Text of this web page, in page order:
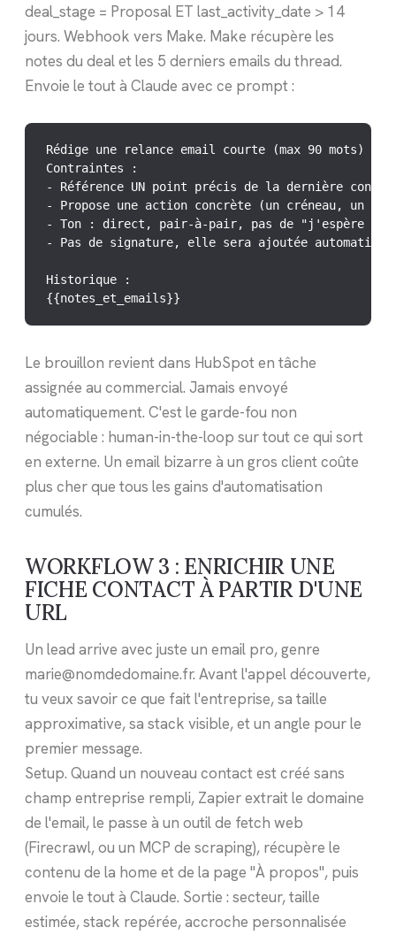
deal_stage = Proposal ET last_activity_date > 14
jours. Webhook vers Make. Make récupère les
notes du deal et les 5 derniers emails du thread.
Envoie le tout à Claude avec ce prompt :
Rédige une relance email courte (max 90 mots)
Contraintes :
- Référence UN point précis de la dernière
- Propose une action concrète (un créneau, un
- Ton : direct, pair-à-pair, pas de "j'espère que
- Pas de signature, elle sera ajoutée
Historique :
{{notes_et_emails}}
Le brouillon revient dans HubSpot en tâche
assignée au commercial. Jamais envoyé
automatiquement. C'est le garde-fou non
négociable : human-in-the-loop sur tout ce qui sort
en externe. Un email bizarre à un gros client coûte
plus cher que tous les gains d'automatisation
cumulés.
WORKFLOW 3 : ENRICHIR UNE
FICHE CONTACT À PARTIR D'UNE
URL
Un lead arrive avec juste un email pro, genre
marie@nomdedomaine.fr. Avant l'appel découverte,
tu veux savoir ce que fait l'entreprise, sa taille
approximative, sa stack visible, et un angle pour le
premier message.
Setup. Quand un nouveau contact est créé sans
champ entreprise rempli, Zapier extrait le domaine
de l'email, le passe à un outil de fetch web
(Firecrawl, ou un MCP de scraping), récupère le
contenu de la home et de la page "À propos", puis
envoie le tout à Claude. Sortie : secteur, taille
estimée, stack repérée, accroche personnalisée